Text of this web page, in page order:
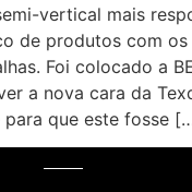
vertical mais
de produtos com os
Foi colocado a
a nova cara da
para que este fosse